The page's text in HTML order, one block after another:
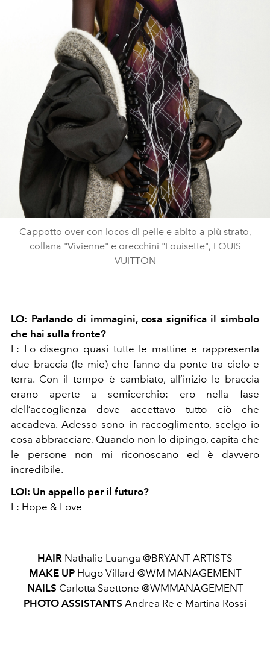
Cappotto over con locos di pelle e abito a più strato,
collana "Vivienne" e orecchini "Louisette", LOUIS
VUITTON
LO: Parlando di immagini, cosa significa il simbolo
che hai sulla fronte?
L: Lo disegno quasi tutte le mattine e rappresenta
due braccia (le mie) che fanno da ponte tra cielo e
terra. Con il tempo è cambiato, all’inizio le braccia
erano aperte a semicerchio: ero nella fase
dell’accoglienza dove accettavo tutto ciò che
accadeva. Adesso sono in raccoglimento, scelgo io
cosa abbracciare. Quando non lo dipingo, capita che
le persone non mi riconoscano ed è davvero
incredibile.
LOI: Un appello per il futuro?
L: Hope & Love
HAIR Nathalie Luanga @BRYANT ARTISTS
MAKE UPHugo Villard @WM MANAGEMENT
NAILS Carlotta Saettone @WMMANAGEMENT
PHOTO ASSISTANTS Andrea Re e Martina Rossi